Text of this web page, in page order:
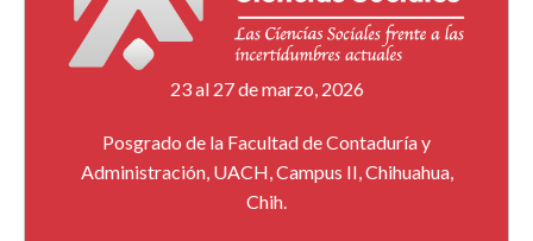
23 al 27 de marzo, 2026
Posgrado de la Facultad de Contaduría y
Administración, UACH, Campus II, Chihuahua,
Chih.